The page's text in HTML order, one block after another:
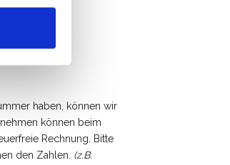
haben, können wir
können beim
Rechnung. Bitte
den Zahlen. (z.B.